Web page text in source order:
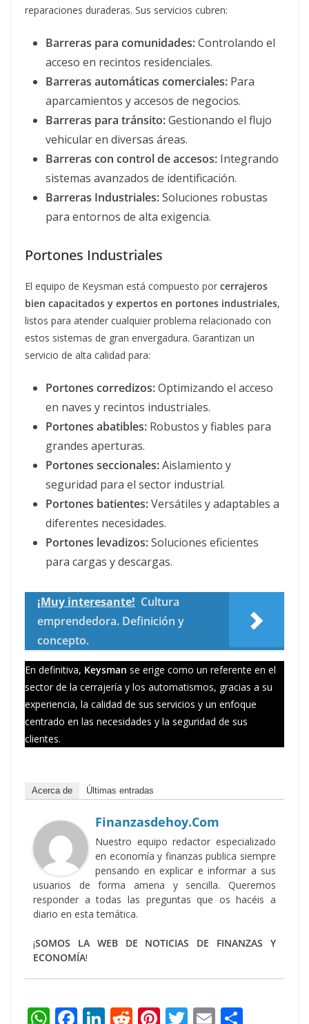
reparaciones duraderas. Sus servicios cubren:
Barreras para comunidades:Controlando el
acceso en recintos residenciales.
Barreras automáticas comerciales: Para
aparcamientos y accesos de negocios.
Barreras para tránsito:Gestionando el flujo
vehicular en diversas áreas.
Barreras con control de accesos: Integrando
sistemas avanzados de identificación.
Barreras Industriales:Soluciones robustas
para entornos de alta exigencia.
Portones Industriales
El equipo de Keysman está compuesto por cerrajeros
bien capacitados y expertos en portones industriales,
listos para atender cualquier problema relacionado con
estos sistemas de gran envergadura. Garantizan un
servicio de alta calidad para:
Portones corredizos:Optimizando el acceso
en naves y recintos industriales.
Portones abatibles: Robustos y fiables para
grandes aperturas.
Portones seccionales:Aislamiento y
seguridad para el sector industrial.
Portones batientes:Versátiles y adaptables a
diferentes necesidades.
Portones levadizos:Soluciones eficientes
para cargas y descargas.
¡Muy interesante! Cultura
emprendedora. Definición y
concepto.
En definitiva, Keysman se erige como un referente en el
sector de la cerrajería y los automatismos, gracias a su
experiencia, la calidad de sus servicios y un enfoque
centrado en las necesidades y la seguridad de sus
clientes.
Acerca de Últimas entradas
Finanzasdehoy.com
Nuestro equipo redactor especializado
en economía y finanzas publica siempre
pensando en explicar e informar a sus
usuarios de forma amena y sencilla. Queremos
responder a todas las preguntas que os hacéis a
diario en esta temática.
¡SOMOS LA WEB DE NOTICIAS DE FINANZAS Y
ECONOMÍA!